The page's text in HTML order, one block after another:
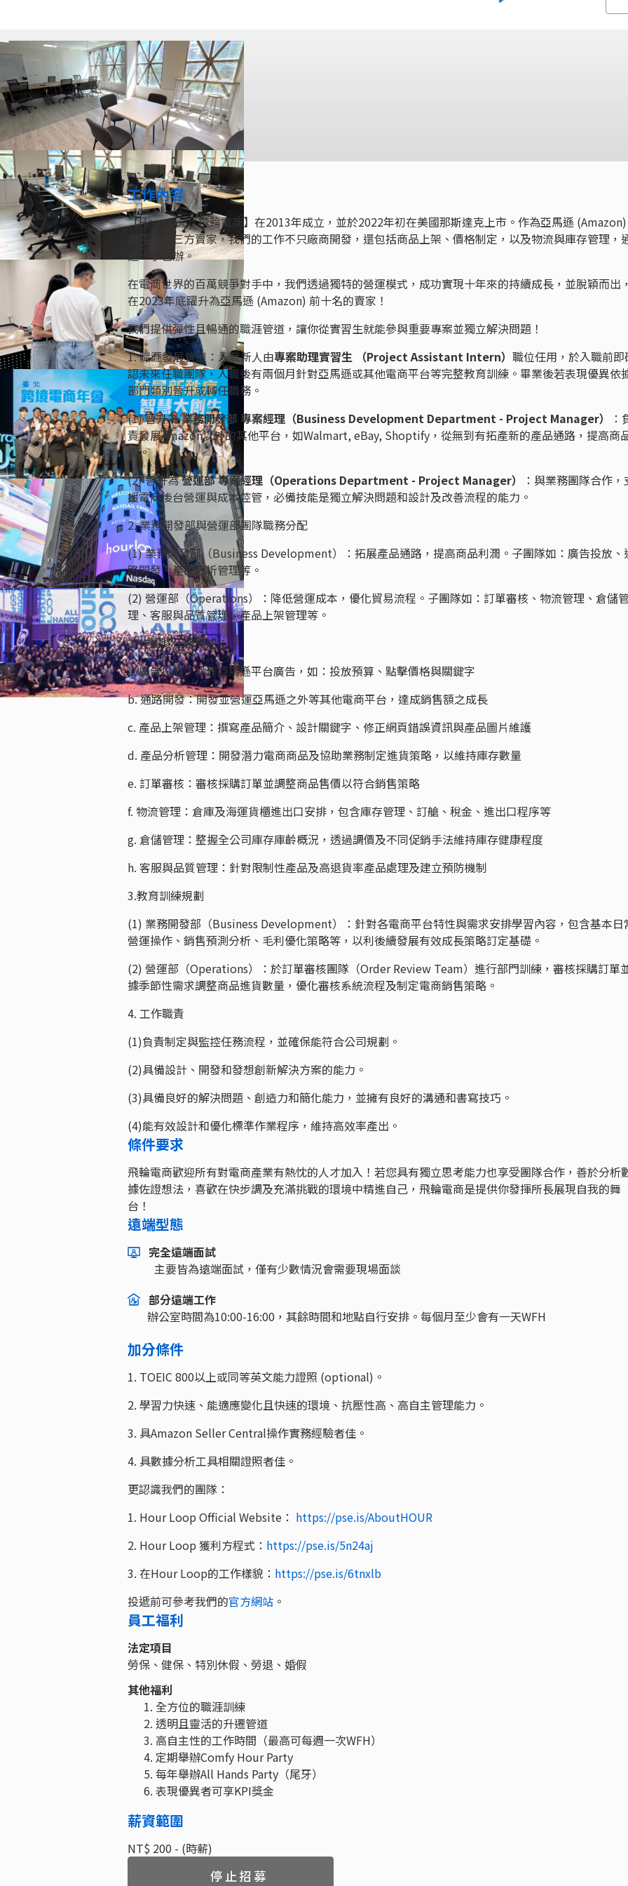
工作內容
【Hour Loop 飛輪電商】在2013年成立，並於2022年初在美國那斯達克上市。作為亞馬遜
商平台第三方賣家，我們的工作不只廠商開發，還包括商品上架、價格制定，以及物流與庫存管理，
通一手包辦。
在電商世界的百萬競爭對手中，我們透過獨特的營運模式，成功實現十年來的持續成長，並脫穎而出
在2023年底躍升為亞馬遜 (Amazon) 前十名的賣家！
我們提供彈性且暢通的職涯管道，讓你從實習生就能參與重要專案並獨立解決問題！
1. 職涯發展管道：入職新人由專案助理實習生 （Project Assistant Intern） 職位任用，於入職前即
認未來任職團隊，入職後有兩個月針對亞馬遜或其他電商平台等完整教育訓練。畢業後若表現優異依
部門類別晉升或轉任職務。
(1) 晉升為業務開發部 專案經理（Business Development Department - Project Manager）
：
責發展Amazon以外的其他平台，如Walmart, eBay, Shoptify，從無到有拓產新的產品通路，提高商
潤。
(2) 晉升為營運部 專案經理（Operations Department - Project Manager）
：與業務團隊合作，
援電商後台營運與成本控管，必備技能是獨立解決問題和設計及改善流程的能力。
2. 業務開發部與營運部團隊職務分配
(1) 業務開發部（Business Development）：拓展產品通路，提高商品利潤。子團隊如：廣告投放、
路開發、產品分析管理等。
(2) 營運部（Operations）：降低營運成本，優化貿易流程。子團隊如：訂單審核、物流管理、倉儲
理、客服與品質管理、產品上架管理等。
工作團隊任務簡述：
a. 廣告投放：操作亞馬遜平台廣告，如：投放預算、點擊價格與關鍵字
b. 通路開發：開發並營運亞馬遜之外等其他電商平台，達成銷售額之成長
c. 產品上架管理：撰寫產品簡介、設計關鍵字、修正網頁錯誤資訊與產品圖片維護
d. 產品分析管理：開發潛力電商商品及協助業務制定進貨策略，以維持庫存數量
e. 訂單審核：審核採購訂單並調整商品售價以符合銷售策略
f. 物流管理：倉庫及海運貨櫃進出口安排，包含庫存管理、訂艙、稅金、進出口程序等
g. 倉儲管理：整握全公司庫存庫齡概況，透過調價及不同促銷手法維持庫存健康程度
h. 客服與品質管理：針對限制性產品及高退貨率產品處理及建立預防機制
3.教育訓練規劃
(1) 業務開發部（Business Development）：針對各電商平台特性與需求安排學習內容，包含基本日
營運操作、銷售預測分析、毛利優化策略等，以利後續發展有效成長策略訂定基礎。
(2) 營運部（Operations）：於訂單審核團隊（Order Review Team）進行部門訓練，審核採購訂單
據季節性需求調整商品進貨數量，優化審核系統流程及制定電商銷售策略。
4. 工作職責
(1)負責制定與監控任務流程，並確保能符合公司規劃。
(2)具備設計、開發和發想創新解決方案的能力。
(3)具備良好的解決問題、創造力和簡化能力，並擁有良好的溝通和書寫技巧。
(4)能有效設計和優化標準作業程序，維持高效率產出。
條件要求
飛輪電商歡迎所有對電商產業有熱忱的人才加入！若您具有獨立思考能力也享受團隊合作，善於分析
據佐證想法，喜歡在快步調及充滿挑戰的環境中精進自己，飛輪電商是提供你發揮所長展現自我的舞
台！
遠端型態
完全遠端面試
主要皆為遠端面試，僅有少數情況會需要現場面談
部分遠端工作
辦公室時間為10:00-16:00，其餘時間和地點自行安排。每個月至少會有一天WFH
加分條件
1. TOEIC 800以上或同等英文能力證照 (optional)。
2. 學習力快速、能適應變化且快速的環境、抗壓性高、高自主管理能力。
3. 具Amazon Seller Central操作實務經驗者佳。
4. 具數據分析工具相關證照者佳。
更認識我們的團隊：
1. Hour Loop Official Website： https://pse.is/AboutHOUR
2. Hour Loop 獲利方程式： https://pse.is/5n24aj
3. 在Hour Loop的工作樣貌： https://pse.is/6tnxlb
投遞前可參考我們的官方網站 。
員工福利
法定項目
勞保、健保、特別休假、勞退、婚假
其他福利
全方位的職涯訓練
透明且靈活的升遷管道
高自主性的工作時間（最高可每週一次WFH）
定期舉辦Comfy Hour Party
每年舉辦All Hands Party（尾牙）
表現優異者可享KPI獎金
薪資範圍
NT$ 200 - (時薪)
停止招募